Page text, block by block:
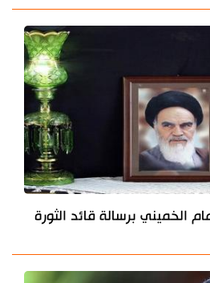
الخميني برسالة قائد الثورة